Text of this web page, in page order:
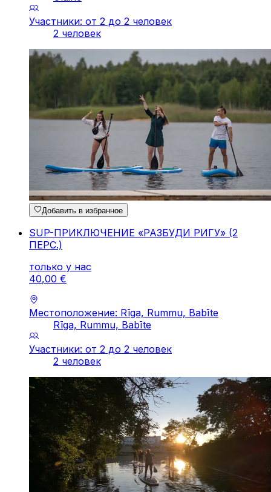
Участники: от 2 до 2 человек
2 человек
Добавить в избранное
SUP-ПРИКЛЮЧЕНИЕ «РАЗБУДИ РИГУ» (2
ПЕРС.)
только у нас
40,00 €
Местоположение: Rīga, Rummu, Babīte
Rīga, Rummu, Babīte
Участники: от 2 до 2 человек
2 человек